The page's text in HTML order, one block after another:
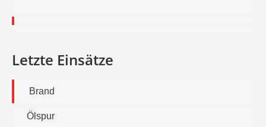
Letzte Einsätze
Brand
Ölspur